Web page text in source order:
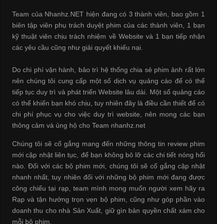
Team của Nhanhz.NET hiện đang có 3 thành viên, bao gồm 1
biên tập viên phụ trách duyệt phim của các thành viên, 1 bạn
kỹ thuật viên chịu trách nhiệm về Website và 1 bạn tiếp nhận
các yêu cầu cũng như giải quyết khiếu nại.
Do chi phí vận hành, bảo trì hệ thống chia sẻ phim ảnh rất lớn
nên chúng tôi cung cấp một số dịch vụ quảng cáo để có thể
tiếp tục duy trì và phát triển Website lâu dài. Một số quảng cáo
có thể khiến bạn khó chịu, tuy nhiên đây là điều cần thiết để có
chi phí phục vụ cho việc duy trì website, nên mong các bạn
thông cảm và ủng hộ cho Team nhanhz.net
Chúng tôi sẽ cố gắng mang đến những thông tin review phim
mới cập nhật liên tục, để bạn không bỏ lỡ các chi tiết nóng hổi
nào. Đối với các bộ phim mới, chúng tôi sẽ cố gắng cập nhật
nhanh nhất, tuy nhiên đối với những bộ phim mới đang được
công chiếu tại rạp, team mình mong muốn người xem hãy ra
Rạp và tận hưởng trọn vẹn bộ phim, cũng như góp phần vào
doanh thu cho nhà Sản Xuất, giữ gìn bản quyền chất xám cho
mỗi bộ phim.